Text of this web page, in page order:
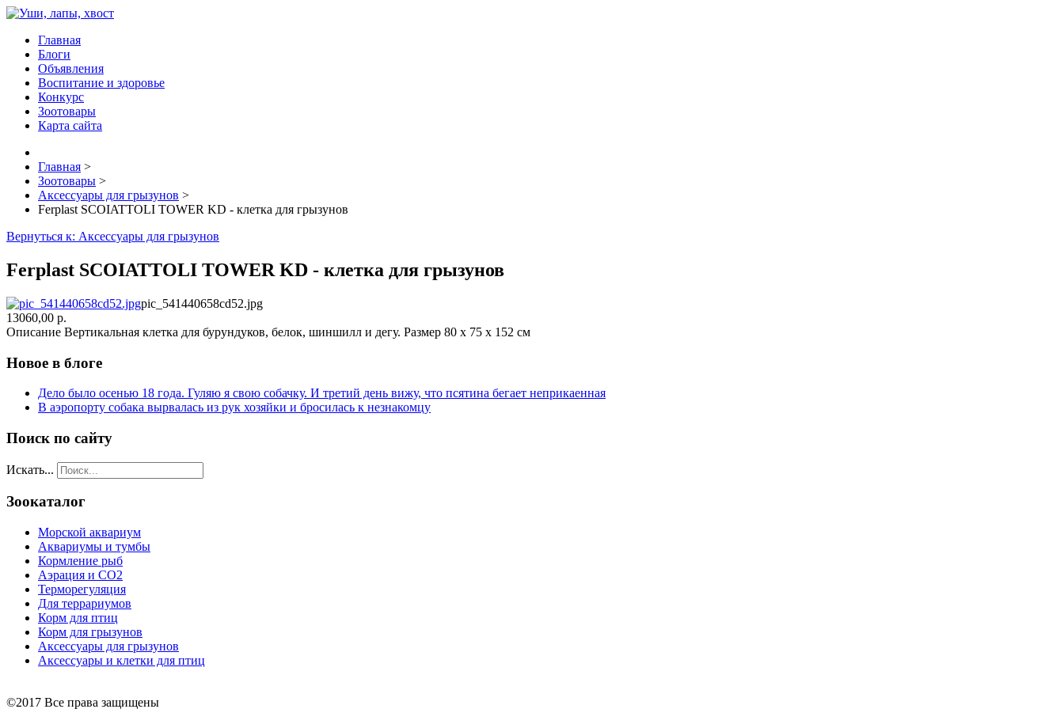
Главная
Блоги
Объявления
Воспитание и здоровье
Конкурс
Зоотовары
Карта сайта
Главная >
Зоотовары >
Аксессуары для грызунов >
Ferplast SCOIATTOLI TOWER KD - клетка для грызунов
Вернуться к: Аксессуары для грызунов
Ferplast SCOIATTOLI TOWER KD - клетка для грызунов
pic_541440658cd52.jpg
13060,00 р.
Описание Вертикальная клетка для бурундуков, белок, шиншилл и дегу. Размер 80 x 75 x 152 cм
Новое в блоге
Дело было осенью 18 года. Гуляю я свою собачку. И третий день вижу, что псятина бегает неприкаенная
В аэропорту собака вырвалась из рук хозяйки и бросилась к незнакомцу
Поиск по сайту
Искать...
Зоокаталог
Морской аквариум
Аквариумы и тумбы
Кормление рыб
Аэрация и СО2
Терморегуляция
Для террариумов
Корм для птиц
Корм для грызунов
Аксессуары для грызунов
Аксессуары и клетки для птиц
©2017 Все права защищены